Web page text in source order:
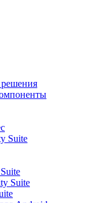
Suite
Suite